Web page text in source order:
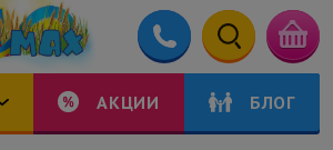
АКЦИИ БЛОГ